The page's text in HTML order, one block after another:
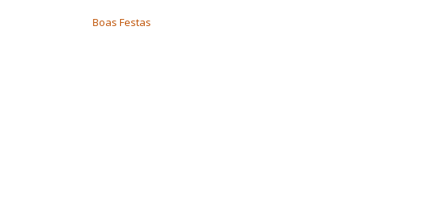
Boas Festas